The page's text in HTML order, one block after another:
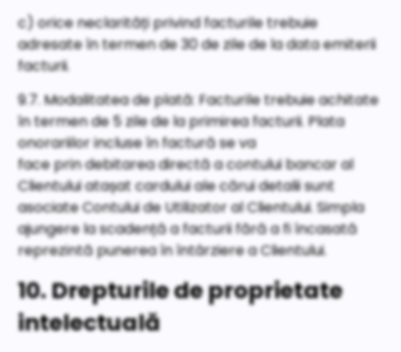
c) orice neclarități privind facturile trebuie
adresate în termen de 30 de zile de la data emiterii
facturii.
9.7. Modalitatea de plată: Facturile trebuie achitate
în termen de 5 zile de la primirea facturii. Plata
onorariilor incluse în factură se va
face prin debitarea directă a contului bancar al
Clientului atașat cardului ale cărui detalii sunt
asociate Contului de Utilizator al Clientului. Simpla
ajungere la scadență a facturii fără a fi încasată
reprezintă punerea în întârziere a Clientului.
10. Drepturile de proprietate
intelectuală